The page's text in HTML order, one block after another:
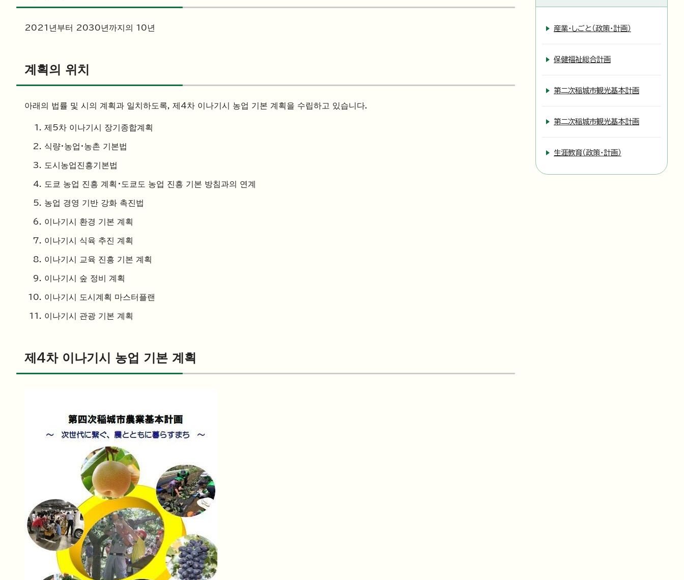
2021년부터 2030년까지의 10년
계획의 위치
아래의 법률 및 시의 계획과 일치하도록, 제4차 이나기시 농업 기본 계획을 수립하고 있습니다.
제5차 이나기시 장기종합계획
식량·농업·농촌 기본법
도시농업진흥기본법
도쿄 농업 진흥 계획・도쿄도 농업 진흥 기본 방침과의 연계
농업 경영 기반 강화 촉진법
이나기시 환경 기본 계획
이나기시 식육 추진 계획
이나기시 교육 진흥 기본 계획
이나기시 숲 정비 계획
이나기시 도시계획 마스터플랜
이나기시 관광 기본 계획
제4차 이나기시 농업 기본 계획
産業・しごと（政策・計画）
保健福祉総合計画
第二次稲城市観光基本計画
第二次稲城市観光基本計画
生涯教育（政策・計画）